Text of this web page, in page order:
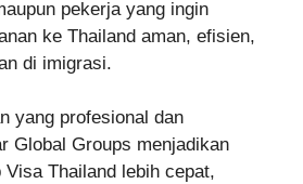
pekerja yang ingin
ke Thailand aman, efisien,
di imigrasi.
yang profesional dan
Global Groups menjadikan
Visa Thailand lebih cepat,